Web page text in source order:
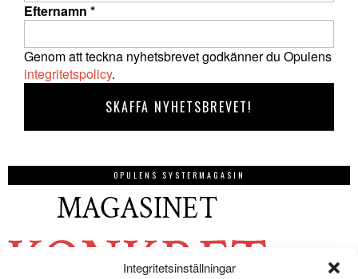
Integritetsinställningar
Efternamn *
Genom att teckna nyhetsbrevet godkänner du Opulens
integritetspolicy.
OPULENS SYSTERMAGASIN